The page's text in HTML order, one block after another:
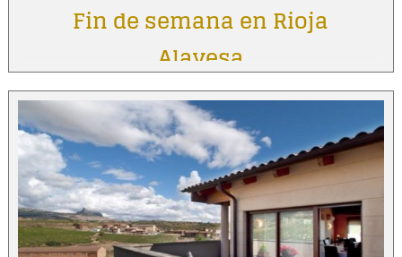
Fin de semana en Rioja
Alavesa